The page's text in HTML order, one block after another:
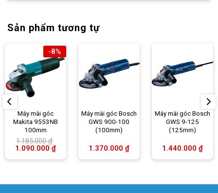
Sản phẩm tương tự
-8%
Máy mài góc
Makita 9553NB
100mm
1.185.000₫
Giá
là:
1.090.000 ₫Giá
tại
Máy mài góc Bosch
GWS 900-100
(100mm)
1.370.000 ₫
Máy mài góc Bosch
GWS 9-125
(125mm)
1.440.000 ₫